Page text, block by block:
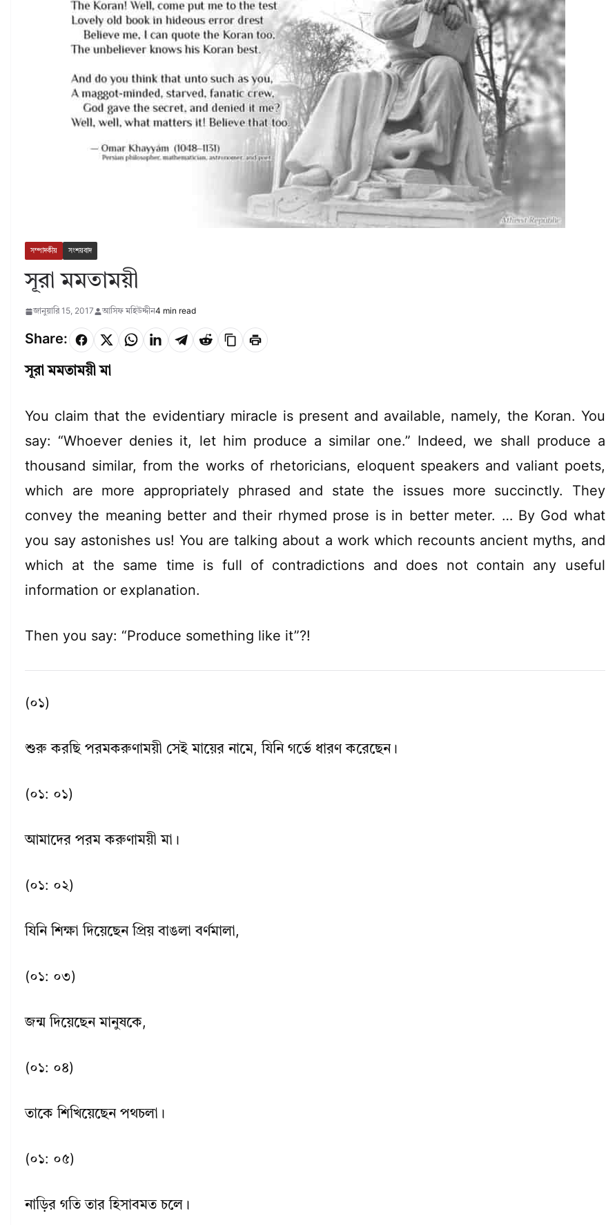
সম্পাদকীয় সংশয়বাদ
সূরা মমতাময়ী
জানুয়ারি 15, 2017 আসিফ মহিউদ্দীন4 min read
Share:
সূরা মমতাময়ী মা
You claim that the evidentiary miracle is present and available, namely, the Koran. You
say: “Whoever denies it, let him produce a similar one.” Indeed, we shall produce a
thousand similar, from the works of rhetoricians, eloquent speakers and valiant poets,
which are more appropriately phrased and state the issues more succinctly. They
convey the meaning better and their rhymed prose is in better meter. … By God what
you say astonishes us! You are talking about a work which recounts ancient myths, and
which at the same time is full of contradictions and does not contain any useful
information or explanation.
Then you say: “Produce something like it”?!
(০১)
শুরু করছি পরমকরুণাময়ী সেই মায়ের নামে, যিনি গর্ভে ধারণ করেছেন।
(০১: ০১)
আমাদের পরম করুণাময়ী মা।
(০১: ০২)
যিনি শিক্ষা দিয়েছেন প্রিয় বাঙলা বর্ণমালা,
(০১: ০৩)
জন্ম দিয়েছেন মানুষকে,
(০১: ০৪)
তাকে শিখিয়েছেন পথচলা।
(০১: ০৫)
নাড়ির গতি তার হিসাবমত চলে।